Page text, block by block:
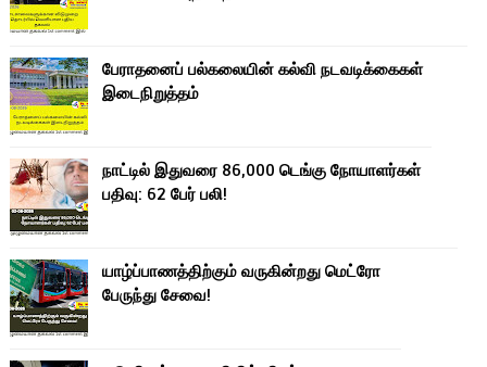
பேராதனைப் பல்கலையின் கல்வி நடவடிக்கைகள்
இடைநிறுத்தம்
நாட்டில் இதுவரை 86,000 டெங்கு நோயாளர்கள்
பதிவு: 62 பேர் பலி!
யாழ்ப்பாணத்திற்கும் வருகின்றது மெட்ரோ
பேருந்து சேவை!